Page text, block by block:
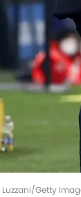
Getty